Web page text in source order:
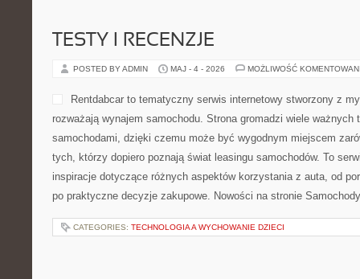
TESTY I RECENZJE
POSTED BY ADMIN MAJ - 4 - 2026 MOŻLIWOŚĆ
Rentdabcar to tematyczny serwis internetowy stworzony z
rozważają wynajem samochodu. Strona gromadzi wiele ważnych
samochodami, dzięki czemu może być wygodnym miejscem
tych, którzy dopiero poznają świat leasingu samochodów. To
inspiracje dotyczące różnych aspektów korzystania z auta, od
po praktyczne decyzje zakupowe. Nowości na stronie
CATEGORIES: TECHNOLOGIA A WYCHOWANIE DZIECI